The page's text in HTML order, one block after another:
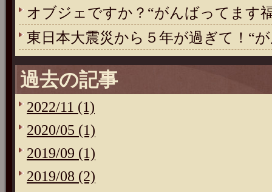
オブジェですか？“がんばってます
東日本大震災から５年が過ぎて！“
過去の記事
2022/11 (1)
2020/05 (1)
2019/09 (1)
2019/08 (2)